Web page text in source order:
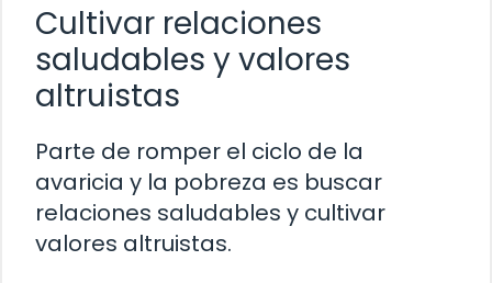
Cultivar relaciones
saludables y valores
altruistas
Parte de romper el ciclo de la
avaricia y la pobreza es buscar
relaciones saludables y cultivar
valores altruistas.